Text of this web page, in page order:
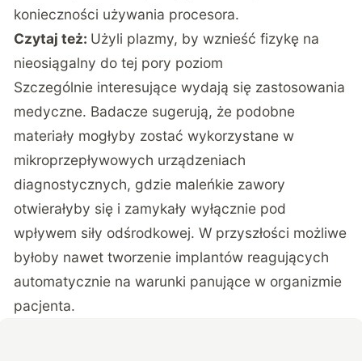
konieczności używania procesora.
Czytaj też: Użyli plazmy, by wznieść fizykę na
nieosiągalny do tej pory poziom
Szczególnie interesujące wydają się zastosowania
medyczne. Badacze sugerują, że podobne
materiały mogłyby zostać wykorzystane w
mikroprzepływowych urządzeniach
diagnostycznych, gdzie maleńkie zawory
otwierałyby się i zamykały wyłącznie pod
wpływem siły odśrodkowej. W przyszłości możliwe
byłoby nawet tworzenie implantów reagujących
automatycznie na warunki panujące w organizmie
pacjenta.